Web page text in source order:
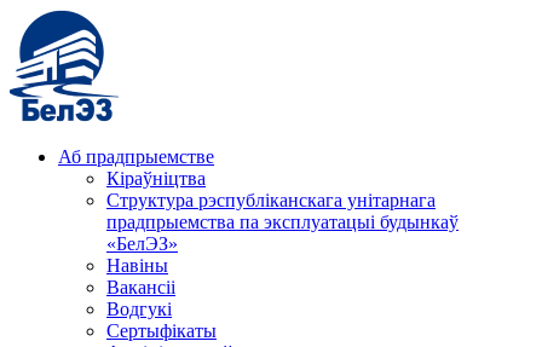
Аб прадпрыемстве
Кіраўніцтва
Структура рэспубліканскага унітарнага
прадпрыемства па эксплуатацыі будынкаў
«БелЭЗ»
Навіны
Вакансіі
Водгукі
Сертыфікаты